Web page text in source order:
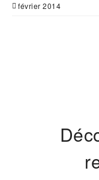
février 2014